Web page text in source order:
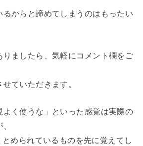
からと諦めてしまうのはもったい
りましたら、気軽にコメント欄をご
ていただきます。
よく使うな」といった感覚は実際の
とめられているものを先に覚えてし